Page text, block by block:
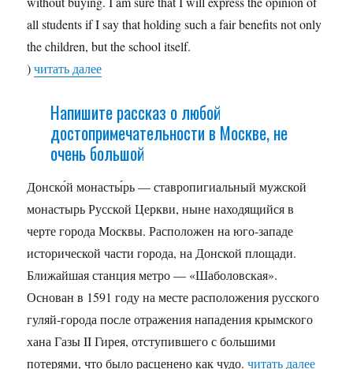
all students if I say that holding such a fair benefits not only
the children, but the school itself.
)читать далее
Напишите рассказ о любой
достопримечательности в Москве, не
очень большой
Донско́й монасты́рь — ставропигиальный мужской
монастырь Русской Церкви, ныне находящийся в
черте города Москвы. Расположен на юго-западе
исторической части города, на Донской площади.
Ближайшая станция метро — «Шаболовская».
Основан в 1591 году на месте расположения русского
гуляй-города после отражения нападения крымского
хана Газы II Гирея, отступившего с большими
потерями, что было расценено как чудо.читать далее